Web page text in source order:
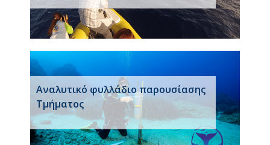
Αναλυτικό φυλλάδιο παρουσίασης
Τμήματος